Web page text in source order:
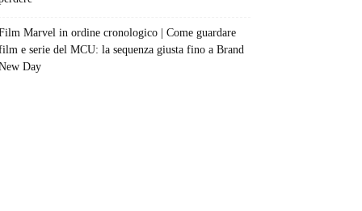
Marvel in ordine cronologico | Come guardare
e serie del MCU: la sequenza giusta fino a Brand
Day